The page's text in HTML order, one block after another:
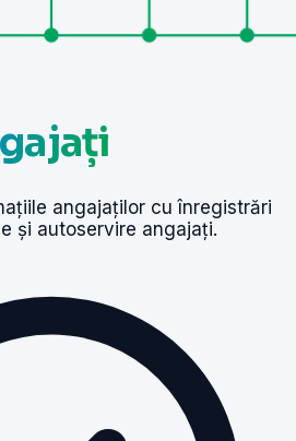
angajaților cu înregistrări
și autoservire angajați.